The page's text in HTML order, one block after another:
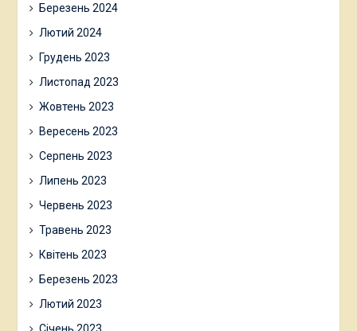
Березень 2024
Лютий 2024
Грудень 2023
Листопад 2023
Жовтень 2023
Вересень 2023
Серпень 2023
Липень 2023
Червень 2023
Травень 2023
Квітень 2023
Березень 2023
Лютий 2023
Січень 2023